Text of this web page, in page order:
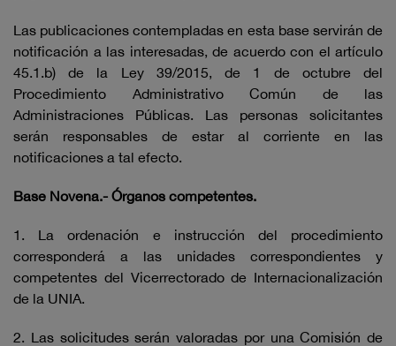
Las publicaciones contempladas en esta base servirán de
notificación a las interesadas, de acuerdo con el artículo
45.1.b) de la Ley 39/2015, de 1 de octubre del
Procedimiento Administrativo Común de las
Administraciones Públicas. Las personas solicitantes
serán responsables de estar al corriente en las
notificaciones a tal efecto.
Base Novena.- Órganos competentes.
1. La ordenación e instrucción del procedimiento
corresponderá a las unidades correspondientes y
competentes del Vicerrectorado de Internacionalización
de la UNIA.
2. Las solicitudes serán valoradas por una Comisión de